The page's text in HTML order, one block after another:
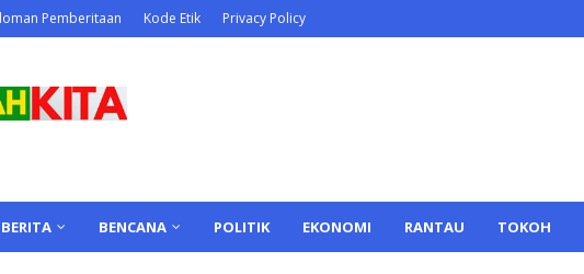
Pemberitaan Kode Etik Privacy Policy
BERITA BENCANA POLITIK EKONOMI RANTAU TOKOH